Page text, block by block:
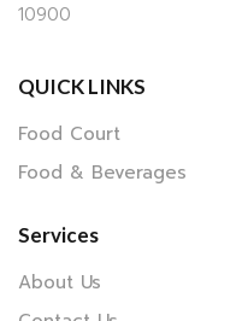
10900
QUICK LINKS
Food Court
Food & Beverages
Services
About Us